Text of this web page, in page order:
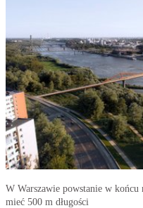
W Warszawie powstanie w końcu
mieć 500 m długości